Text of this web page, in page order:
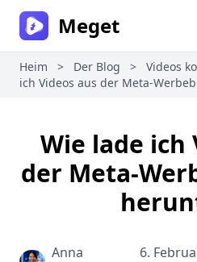
Meget
Heim > Der Blog > Videos
ich Videos aus der Meta-
Wie lade ich
der Meta-
Anna
6.